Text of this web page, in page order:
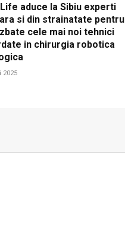
aduce la Sibiu experti
si din strainatate pentru
cele mai noi tehnici
in chirurgia robotica
2025